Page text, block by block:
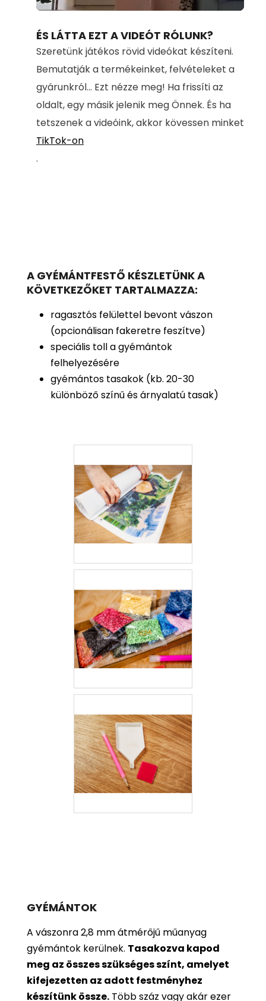
Unmute
100.00%
ÉS LÁTTA EZT A VIDEÓT RÓLUNK?
Szeretünk játékos rövid videókat készíteni.
Bemutatják a termékeinket, felvételeket a
gyárunkról... Ezt nézze meg! Ha frissíti az
oldalt, egy másik jelenik meg Önnek. És ha
tetszenek a videóink, akkor kövessen minket
TikTok-on
.
A GYÉMÁNTFESTŐ KÉSZLETÜNK A
KÖVETKEZŐKET TARTALMAZZA:
ragasztós felülettel bevont vászon
(opcionálisan fakeretre feszítve)
speciális toll a gyémántok
felhelyezésére
gyémántos tasakok (kb. 20-30
különböző színű és árnyalatú tasak)
GYÉMÁNTOK
A vászonra 2,8 mm átmérőjű műanyag
gyémántok kerülnek. Tasakozva kapod
meg az összes szükséges színt, amelyet
kifejezetten az adott festményhez
készítünk össze. Több száz vagy akár ezer